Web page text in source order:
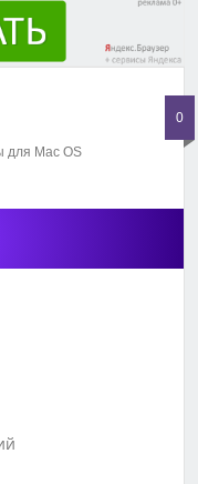
0
для Mac OS